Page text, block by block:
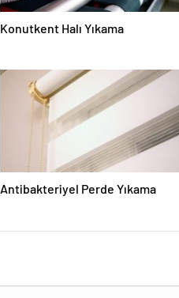
Konutkent Halı Yıkama
Antibakteriyel Perde Yıkama